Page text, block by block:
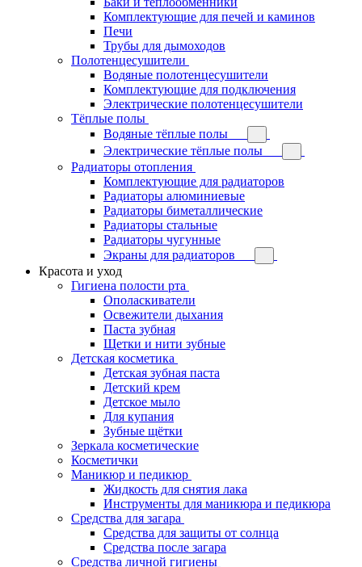
Комплектующие для печей и каминов
Печи
Трубы для дымоходов
Полотенцесушители
Водяные полотенцесушители
Комплектующие для подключения
Электрические полотенцесушители
Тёплые полы
Водяные тёплые полы
Электрические тёплые полы
Радиаторы отопления
Комплектующие для радиаторов
Радиаторы алюминиевые
Радиаторы биметаллические
Радиаторы стальные
Радиаторы чугунные
Экраны для радиаторов
Красота и уход
Гигиена полости рта
Ополаскиватели
Освежители дыхания
Паста зубная
Щетки и нити зубные
Детская косметика
Детская зубная паста
Детский крем
Детское мыло
Для купания
Зубные щётки
Зеркала косметические
Косметички
Маникюр и педикюр
Жидкость для снятия лака
Инструменты для маникюра и педикюра
Средства для загара
Средства для защиты от солнца
Средства после загара
Средства личной гигиены